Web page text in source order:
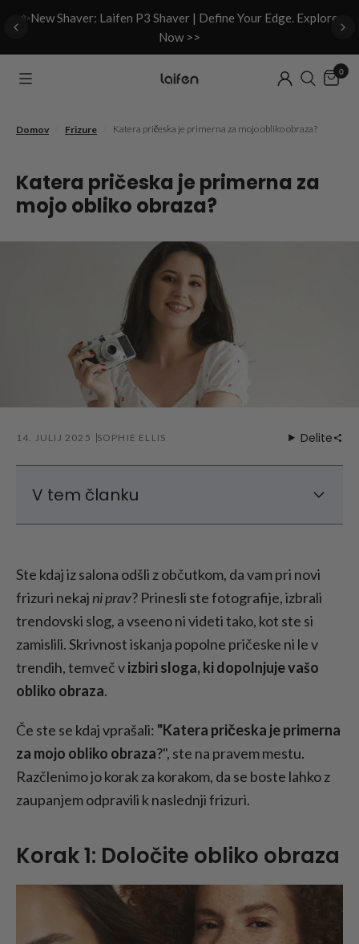
✨New Shaver: Laifen P3 Shaver | Define Your Edge. Explore
Now >>
0
Domov Frizure Katera pričeska je primerna za mojo obliko obraza?
Katera pričeska je primerna za
mojo obliko obraza?
14. JULIJ 2025 SOPHIE ELLIS Delite
V tem članku
vaši obliki obraza
Korak 3: Upoštevajte svoj tip las in življenjski
slog
Korak 4: Preizkusite ga, preden se zavežete
Končne misli
Ste kdaj iz salona odšli z občutkom, da vam pri novi
frizuri nekaj ni prav? Prinesli ste fotografije, izbrali
trendovski slog, a vseeno ni videti tako, kot ste si
zamislili. Skrivnost iskanja popolne pričeske ni le v
trendih, temveč vizbiri sloga, ki dopolnjuje vašo
obliko obraza.
Če ste se kdaj vprašali: "Katera pričeska je primerna
za mojo obliko obraza?", ste na pravem mestu.
Razčlenimo jo korak za korakom, da se boste lahko z
zaupanjem odpravili k naslednji frizuri.
Korak 1: Določite obliko obraza